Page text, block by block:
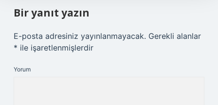
Bir yanıt yazın
E-posta adresiniz yayınlanmayacak. Gerekli alanlar
* ile işaretlenmişlerdir
Yorum